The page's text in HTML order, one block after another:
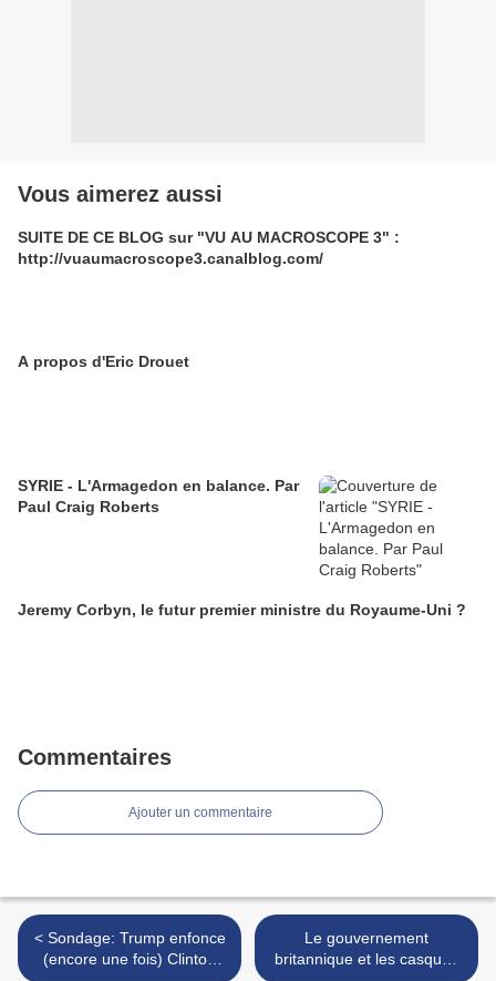
Vous aimerez aussi
SUITE DE CE BLOG sur "VU AU MACROSCOPE 3" :
http://vuaumacroscope3.canalblog.com/
A propos d'Eric Drouet
SYRIE - L'Armagedon en balance. Par
Paul Craig Roberts
Jeremy Corbyn, le futur premier ministre du Royaume-Uni ?
Commentaires
Ajouter un commentaire
< Sondage: Trump enfonce
(encore une fois) Clinton
Le gouvernement
britannique et les casques